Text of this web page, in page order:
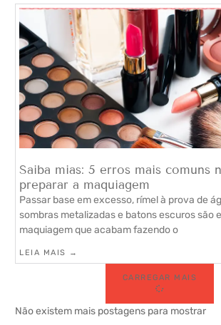
Saiba mias: 5 erros mais comuns
preparar a maquiagem
Passar base em excesso, rímel à prova de
sombras metalizadas e batons escuros são
maquiagem que acabam fazendo o
LEIA MAIS →
CARREGAR MAIS
Não existem mais postagens para mostrar